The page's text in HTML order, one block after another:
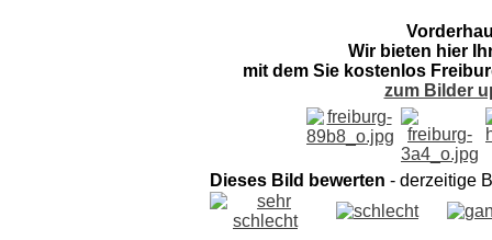
Wir bieten hier
mit dem Sie kostenlos
zum Bilder
Dieses Bild bewerten - derzeitige